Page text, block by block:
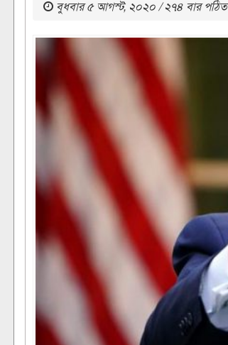
বুধবার ৫ আগস্ট, ২০২০ / ২৭৪ বার পঠিত